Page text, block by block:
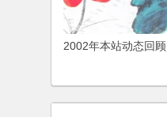
2002年本站动态回顾